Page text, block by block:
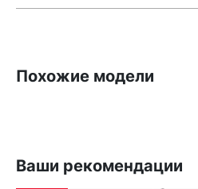
Похожие модели
Ваши рекомендации